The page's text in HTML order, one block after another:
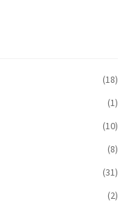
(18)
(1)
(10)
(8)
(31)
(2)